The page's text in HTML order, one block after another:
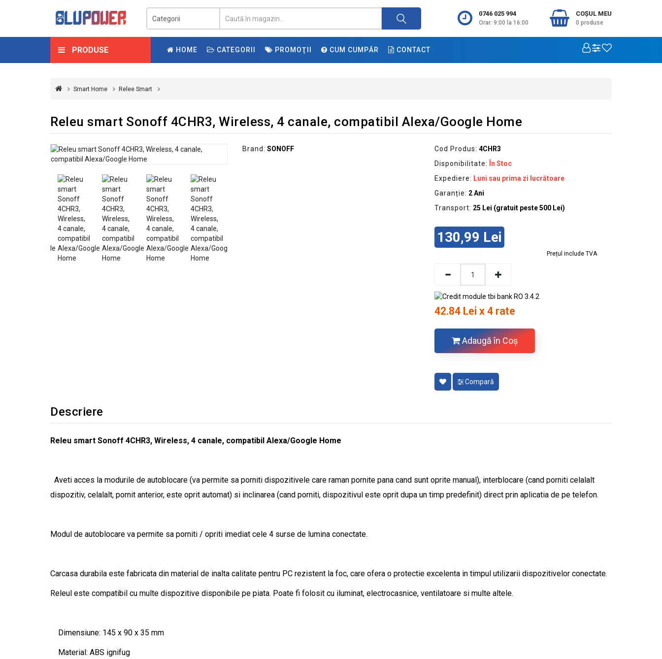
0746 025 994
Orar: 9:00 la 16:00
COŞUL MEU
0 produse
PRODUSE HOME CATEGORII PROMOŢII CUM CUMPĂR CONTACT
Smart Home Relee Smart
Releu smart Sonoff 4CHR3, Wireless, 4 canale, compatibil Alexa/Google Home
Brand: SONOFF Cod Produs: 4CHR3
Disponibilitate:
În Stoc
Expediere: Luni sau prima zi lucrătoare
Garanție: 2 Ani
Transport: 25 Lei (gratuit peste 500 Lei)
130,99 Lei
Prețul include TVA
42.84 Lei x 4 rate
Adaugă în Coş
Compară
Descriere
Releu smart Sonoff 4CHR3, Wireless, 4 canale, compatibil Alexa/Google Home
Aveti acces la modurile de autoblocare (va permite sa porniti dispozitivele care raman pornite pana cand sunt oprite manual), interblocare (cand porniti celalalt
dispozitiv, celalalt, pornit anterior, este oprit automat) si inclinarea (cand porniti, dispozitivul este oprit dupa un timp predefinit) direct prin aplicatia de pe telefon.
Modul de autoblocare va permite sa porniti / opriti imediat cele 4 surse de lumina conectate.
Carcasa durabila este fabricata din material de inalta calitate pentru PC rezistent la foc, care ofera o protectie excelenta in timpul utilizarii dispozitivelor conectate.
Releul este compatibil cu multe dispozitive disponibile pe piata. Poate fi folosit cu iluminat, electrocasnice, ventilatoare si multe altele.
Dimensiune: 145 x 90 x 35 mm
Material: ABS ignifug